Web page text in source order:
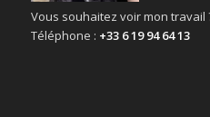
Vous souhaitez voir mon travail
Téléphone : +33 6 19 94 64 13